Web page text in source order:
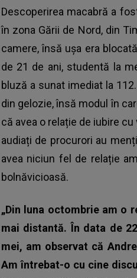
Descoperirea macabră a
în zona Gării de Nord, din
camere, însă ușa era
de 21 de ani, studentă la
bluză a sunat imediat la
din gelozie, însă modul în
că avea o relație de iubire
audiați de procurori au
avea niciun fel de relație
bolnăvicioasă.
„Din luna octombrie am o
mai distantă. În data de
mei, am observat că
Am întrebat-o cu cine